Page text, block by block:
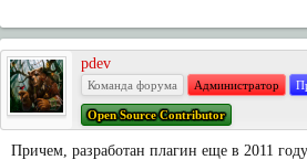
pdev
Команда форума Администратор
Open Source Contributor
Причем, разработан плагин еще в 2011